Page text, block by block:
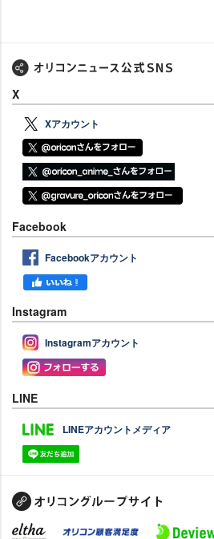
X
Xアカウント
Facebook
Facebookアカウント
Instagram
Instagramアカウント
LINE
LINEアカウントメディア